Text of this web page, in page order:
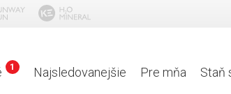
1 Najsledovanejšie Pre mňa Staň